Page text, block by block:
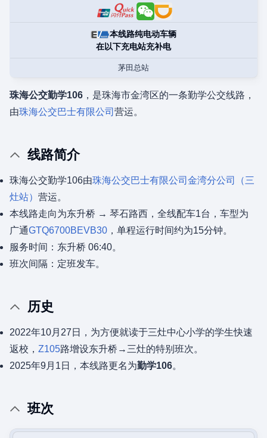
本线路纯电动车辆
在以下充电站充补电
茅田总站
珠海公交勤学106 ，是珠海市金湾区的一条勤学公交线路，
由珠海公交巴士有限公司 营运。
线路简介
珠海公交勤学106由珠海公交巴士有限公司 金湾分公司（三
灶站） 营运。
本线路走向为东升桥 → 琴石路西，全线配车1台，车型为
广通GTQ6700BEVB30 ，单程运行时间约为15分钟。
服务时间：东升桥 06:40。
班次间隔：定班发车。
历史
2022年10月27日，为方便就读于三灶中心小学的学生快速
返校， Z105路增设东升桥→三灶的特别班次。
2025年9月1日，本线路更名为勤学106。
班次